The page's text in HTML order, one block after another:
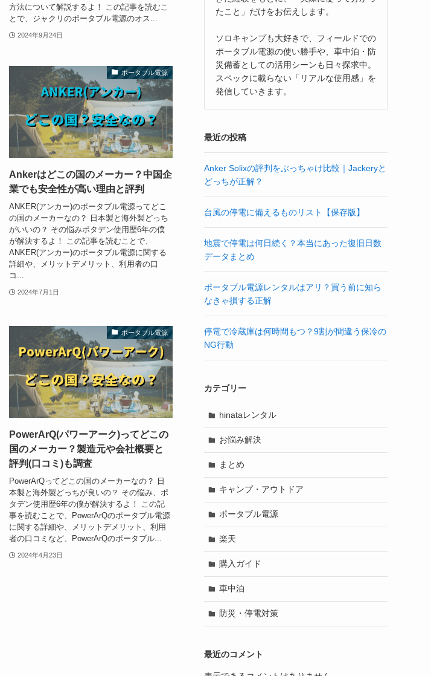
方法について解説するよ！ この記事を読むこ
とで、ジャクリのポータブル電源のオス...
2024年9月24日
ポータブル電源
Ankerはどこの国のメーカー？中国企
業でも安全性が高い理由と評判
ANKER(アンカー)のポータブル電源ってどこ
の国のメーカーなの？ 日本製と海外製どっち
がいいの？ その悩みポタデン使用歴6年の僕
が解決するよ！ この記事を読むことで、
ANKER(アンカー)のポータブル電源に関する
詳細や、メリットデメリット、利用者の口
コ...
2024年7月1日
ポータブル電源
PowerArQ(パワーアーク)ってどこの
国のメーカー？製造元や会社概要と
評判(口コミ)も調査
PowerArQってどこの国のメーカーなの？ 日
本製と海外製どっちが良いの？ その悩み、ポ
タデン使用歴6年の僕が解決するよ！ この記
事を読むことで、PowerArQのポータブル電源
に関する詳細や、メリットデメリット、利用
者の口コミなど、PowerArQのポータブル...
2024年4月23日
たこと」だけをお伝えします。
ソロキャンプも大好きで、フィールドでの
ポータブル電源の使い勝手や、車中泊・防
災備蓄としての活用シーンも日々探求中。
スペックに載らない「リアルな使用感」を
発信していきます。
最近の投稿
Anker Solixの評判をぶっちゃけ比較｜Jackeryと
どっちが正解？
台風の停電に備えるものリスト【保存版】
地震で停電は何日続く？本当にあった復旧日数
データまとめ
ポータブル電源レンタルはアリ？買う前に知ら
なきゃ損する正解
停電で冷蔵庫は何時間もつ？9割が間違う保冷の
NG行動
カテゴリー
hinataレンタル
お悩み解決
まとめ
キャンプ・アウトドア
ポータブル電源
楽天
購入ガイド
車中泊
防災・停電対策
最近のコメント